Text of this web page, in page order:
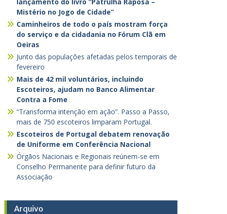
Mistério no Jogo de Cidade”
Caminheiros de todo o país mostram força
do serviço e da cidadania no Fórum Clã em
Oeiras
Junto das populações afetadas pelos temporais de
fevereiro
Mais de 42 mil voluntários, incluindo
Escoteiros, ajudam no Banco Alimentar
Contra a Fome
“Transforma intenção em ação”. Passo a Passo,
mais de 750 escoteiros limparam Portugal.
Escoteiros de Portugal debatem renovação
de Uniforme em Conferência Nacional
Órgãos Nacionais e Regionais reúnem-se em
Conselho Permanente para definir futuro da
Associação
Arquivo